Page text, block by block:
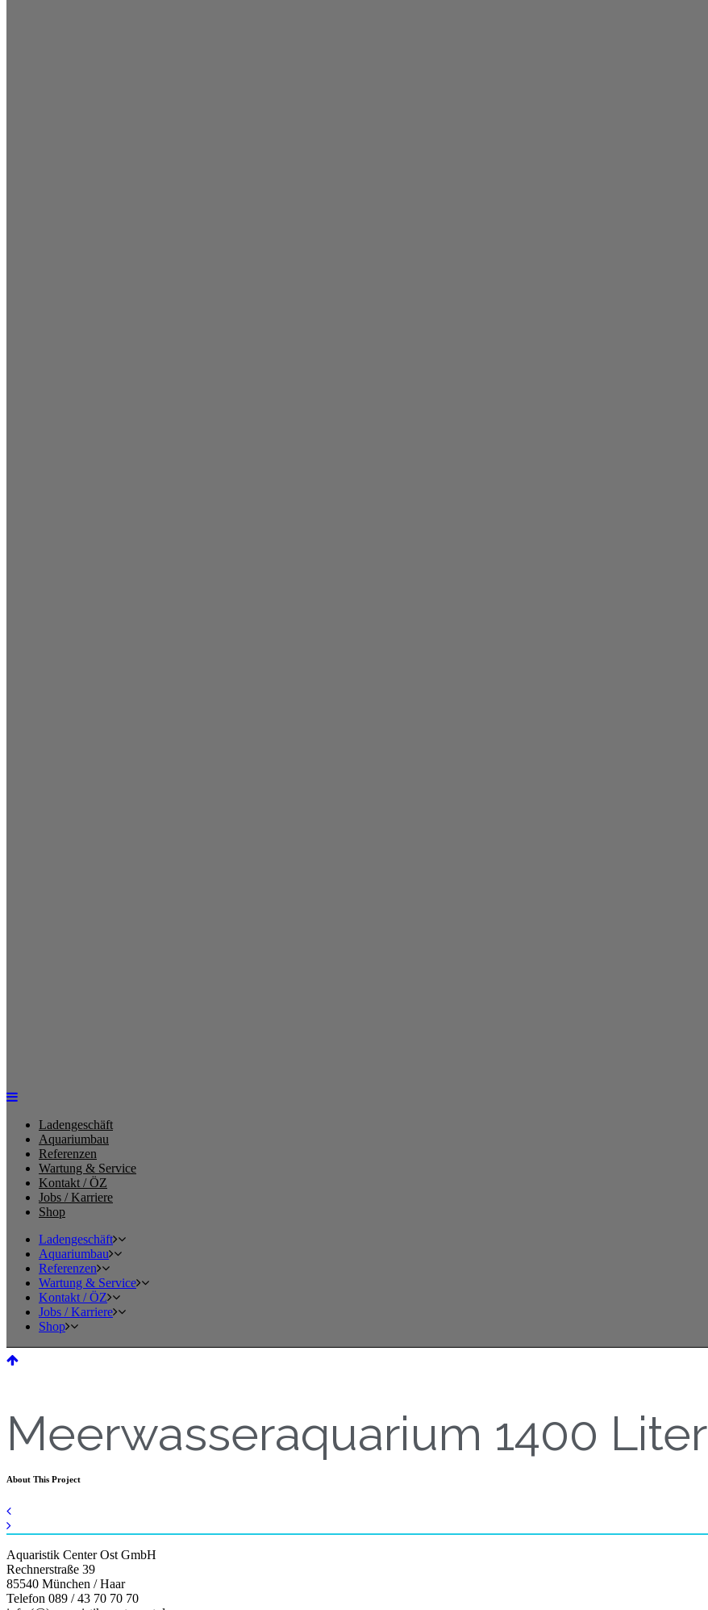
Ladengeschäft
Aquariumbau
Referenzen
Wartung & Service
Kontakt / ÖZ
Jobs / Karriere
Shop
Ladengeschäft
Aquariumbau
Referenzen
Wartung & Service
Kontakt / ÖZ
Jobs / Karriere
Shop
Meerwasseraquarium 1400 Liter
About This Project
Aquaristik Center Ost GmbH
Rechnerstraße 39
85540 München / Haar
Telefon 089 / 43 70 70 70